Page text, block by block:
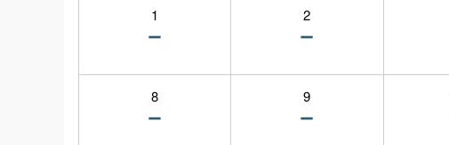
1
2
8 9